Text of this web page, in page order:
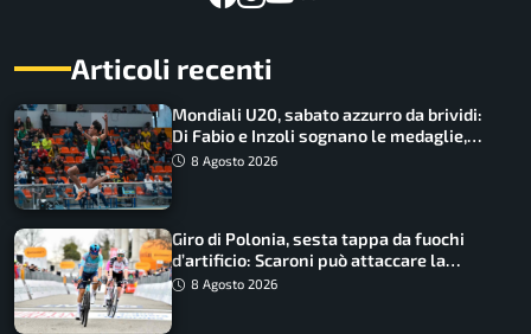
Articoli recenti
Mondiali U20, sabato azzurro da brividi:
Di Fabio e Inzoli sognano le medaglie,
Castellani e Succo in finale
8 Agosto 2026
Giro di Polonia, sesta tappa da fuochi
d’artificio: Scaroni può attaccare la
maglia di Lemmen
8 Agosto 2026